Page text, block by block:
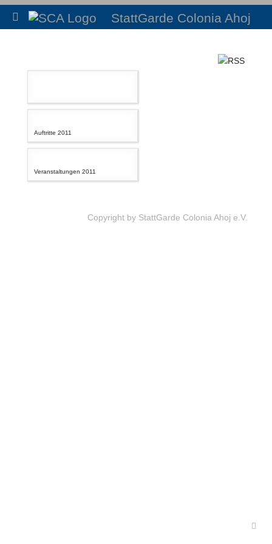
StattGarde Colonia Ahoj
Auftritte 2011
Veranstaltungen 2011
Copyright by StattGarde Colonia Ahoj e.V.